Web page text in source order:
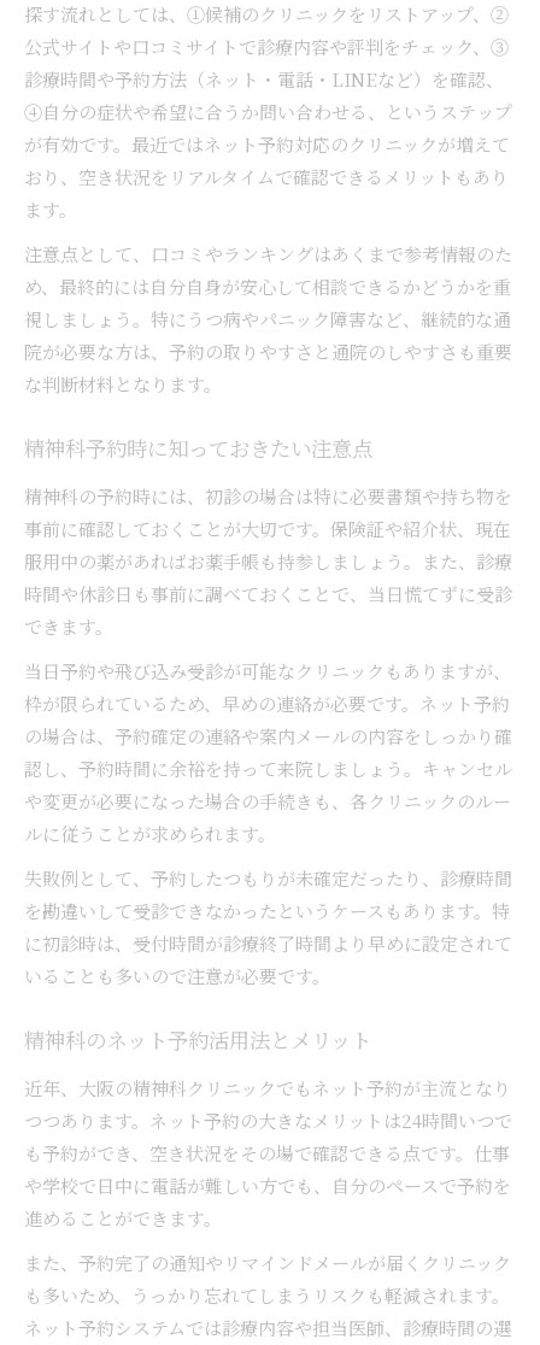
心療内科受診で安心感を得るポイント
精神科と心療内科の予約のコツと注意点
探す流れとしては、①候補のクリニックをリストアップ、②
公式サイトや口コミサイトで診療内容や評判をチェック、③
診療時間や予約方法（ネット・電話・LINEなど）を確認、
④自分の症状や希望に合うか問い合わせる、というステップ
が有効です。最近ではネット予約対応のクリニックが増えて
おり、空き状況をリアルタイムで確認できるメリットもあり
ます。
注意点として、口コミやランキングはあくまで参考情報のた
め、最終的には自分自身が安心して相談できるかどうかを重
視しましょう。特にうつ病やパニック障害など、継続的な通
院が必要な方は、予約の取りやすさと通院のしやすさも重要
な判断材料となります。
精神科予約時に知っておきたい注意点
精神科の予約時には、初診の場合は特に必要書類や持ち物を
事前に確認しておくことが大切です。保険証や紹介状、現在
服用中の薬があればお薬手帳も持参しましょう。また、診療
時間や休診日も事前に調べておくことで、当日慌てずに受診
できます。
当日予約や飛び込み受診が可能なクリニックもありますが、
枠が限られているため、早めの連絡が必要です。ネット予約
の場合は、予約確定の連絡や案内メールの内容をしっかり確
認し、予約時間に余裕を持って来院しましょう。キャンセル
や変更が必要になった場合の手続きも、各クリニックのルー
ルに従うことが求められます。
失敗例として、予約したつもりが未確定だったり、診療時間
を勘違いして受診できなかったというケースもあります。特
に初診時は、受付時間が診療終了時間より早めに設定されて
いることも多いので注意が必要です。
精神科のネット予約活用法とメリット
近年、大阪の精神科クリニックでもネット予約が主流となり
つつあります。ネット予約の大きなメリットは24時間いつで
も予約ができ、空き状況をその場で確認できる点です。仕事
や学校で日中に電話が難しい方でも、自分のペースで予約を
進めることができます。
また、予約完了の通知やリマインドメールが届くクリニック
も多いため、うっかり忘れてしまうリスクも軽減されます。
ネット予約システムでは診療内容や担当医師、診療時間の選